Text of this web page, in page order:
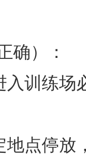
确）：
入训练
地点停放